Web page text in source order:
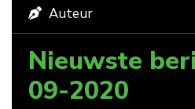
Auteur
Nieuwste
09-2020